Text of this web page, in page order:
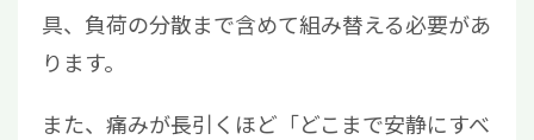
具、負荷の分散まで含めて組み替える必要があ
ります。
また、痛みが長引くほど「どこまで安静にすべ